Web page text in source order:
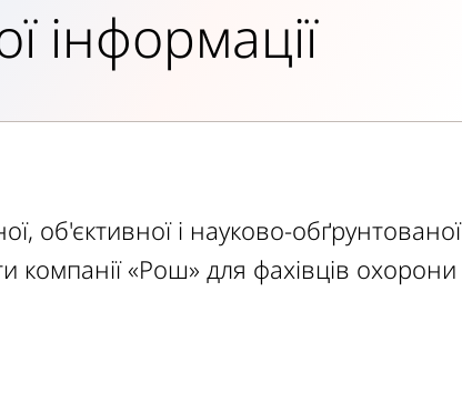
інформації
об'єктивної і науково-обґрунтованої
компанії «Рош» для фахівців охорони